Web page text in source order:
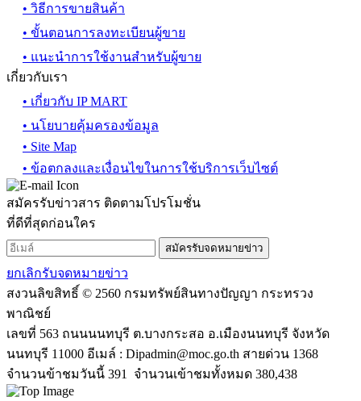
• วิธีการขายสินค้า
• ขั้นตอนการลงทะเบียนผู้ขาย
• แนะนำการใช้งานสำหรับผู้ขาย
เกี่ยวกับเรา
• เกี่ยวกับ IP MART
• นโยบายคุ้มครองข้อมูล
• Site Map
• ข้อตกลงและเงื่อนไขในการใช้บริการเว็บไซต์
สมัครรับข่าวสาร ติดตามโปรโมชั่น
ที่ดีที่สุดก่อนใคร
สมัครรับจดหมายข่าว
ยกเลิกรับจดหมายข่าว
สงวนลิขสิทธิ์ © 2560 กรมทรัพย์สินทางปัญญา กระทรวง
พาณิชย์
เลขที่ 563 ถนนนนทบุรี ต.บางกระสอ อ.เมืองนนทบุรี จังหวัด
นนทบุรี 11000 อีเมล์ : Dipadmin@moc.go.th สายด่วน 1368
จำนวนข้าชมวันนี้ 391 จำนวนเข้าชมทั้งหมด 380,438